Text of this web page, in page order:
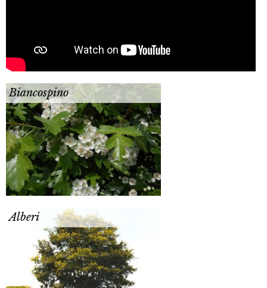
Biancospino
Alberi